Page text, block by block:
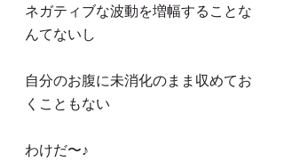
ネガティブな波動を増幅することな
んてないし
自分のお腹に未消化のまま収めてお
くこともない
わけだ〜♪